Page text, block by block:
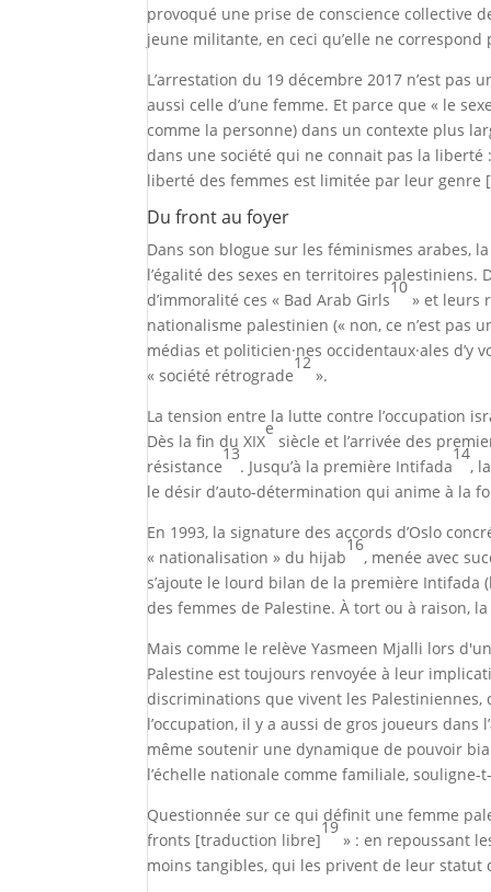
provoqué une prise de conscience collective
jeune militante, en ceci qu’elle ne
L’arrestation du 19 décembre 2017 n’est pas
aussi celle d’une femme. Et parce que « le
comme la personne) dans un contexte plus
dans une société qui ne connait pas la
liberté des femmes est limitée par leur genre
Du front au foyer
Dans son blogue sur les féminismes arabes,
l’égalité des sexes en territoires
d’immoralité ces « Bad Arab Girls
10
» et leurs
nationalisme palestinien (« non, ce n’est pas
médias et politicien·nes occidentaux·ales
« société rétrograde
12
».
La tension entre la lutte contre l’occupation
Dès la fin du XIX
e
siècle et l’arrivée des
résistance
13
. Jusqu’à la première Intifada
14
,
le désir d’auto-détermination qui anime à la
En 1993, la signature des accords d’Oslo
« nationalisation » du hijab
16
, menée avec
s’ajoute le lourd bilan de la première Intifada
des femmes de Palestine. À tort ou à raison,
Mais comme le relève Yasmeen Mjalli lors
Palestine est toujours renvoyée à leur
discriminations que vivent les Palestiniennes,
l’occupation, il y a aussi de gros joueurs
même soutenir une dynamique de pouvoir
l’échelle nationale comme familiale, souligne-
Questionnée sur ce qui définit une femme
fronts [traduction libre]
19
» : en repoussant
moins tangibles, qui les privent de leur statut